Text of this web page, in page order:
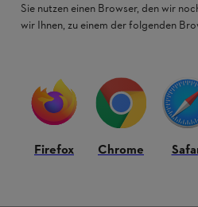
zu unseren STIHL Produkten.
Sie nutzen einen Browser, den wir
wir Ihnen, zu einem der folgenden
Firefox Chrome